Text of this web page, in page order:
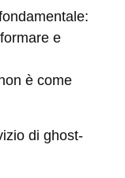
e
è come
di ghost-